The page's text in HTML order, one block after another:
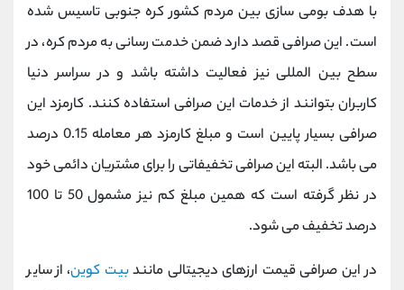
با هدف بومی سازی بین مردم کشور کره جنوبی تاسیس شده
است. این صرافی قصد دارد ضمن خدمت رسانی به مردم کره، در
سطح بین المللی نیز فعالیت داشته باشد و در سراسر دنیا
کاربران بتوانند از خدمات این صرافی استفاده کنند. کارمزد این
صرافی بسیار پایین است و مبلغ کارمزد هر معامله 0.15 درصد
می باشد. البته این صرافی تخفیفاتی را برای مشتریان دائمی خود
در نظر گرفته است که همین مبلغ کم نیز مشمول 50 تا 100
درصد تخفیف می شود.
در این صرافی قیمت ارزهای دیجیتالی مانندبیت کوین، از سایر